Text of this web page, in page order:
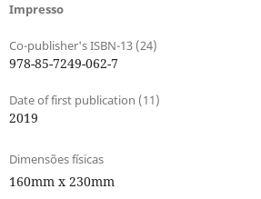
Impresso
Co-publisher's ISBN-13 (24)
978-85-7249-062-7
Date of first publication (11)
2019
Dimensões físicas
160mm x 230mm